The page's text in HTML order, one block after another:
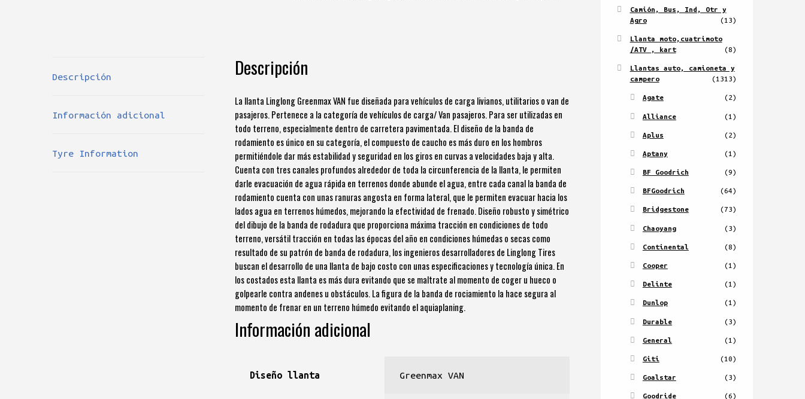
Descripción
Información adicional
Tyre Information
Descripción
La llanta Linglong Greenmax VAN fue diseñada para vehículos de carga livianos, utilitarios o van de
pasajeros. Pertenece a la categoría de vehículos de carga/ Van pasajeros. Para ser utilizadas en
todo terreno, especialmente dentro de carretera pavimentada. El diseño de la banda de
rodamiento es único en su categoría, el compuesto de caucho es más duro en los hombros
permitiéndole dar más estabilidad y seguridad en los giros en curvas a velocidades baja y alta.
Cuenta con tres canales profundos alrededor de toda la circunferencia de la llanta, le permiten
darle evacuación de agua rápida en terrenos donde abunde el agua, entre cada canal la banda de
rodamiento cuenta con unas ranuras angosta en forma lateral, que le permiten evacuar hacia los
lados agua en terrenos húmedos, mejorando la efectividad de frenado. Diseño robusto y simétrico
del dibujo de la banda de rodadura que proporciona máxima tracción en condiciones de todo
terreno, versátil tracción en todas las épocas del año en condiciones húmedas o secas como
resultado de su patrón de banda de rodadura, los ingenieros desarrolladores de Linglong Tires
buscan el desarrollo de una llanta de bajo costo con unas especificaciones y tecnología única. En
los costados esta llanta es más dura evitando que se maltrate al momento de coger u hueco o
golpearle contra andenes u obstáculos. La figura de la banda de rociamiento la hace segura al
momento de frenar en un terreno húmedo evitando el aquiaplaning.
Información adicional
Diseño llanta Greenmax VAN
Camión, Bus, Ind, Otr y
Agro
(13)
Llanta moto,cuatrimoto
/ATV , kart
(8)
Llantas auto, camioneta y
campero
(1313)
Agate (2)
Alliance (1)
Aplus (2)
Aptany (1)
BF Goodrich (9)
BFGoodrich (64)
Bridgestone (73)
Chaoyang (3)
Continental (8)
Cooper (1)
Delinte (1)
Dunlop (1)
Durable (3)
General (1)
Giti (10)
Goalstar (3)
Goodride (6)